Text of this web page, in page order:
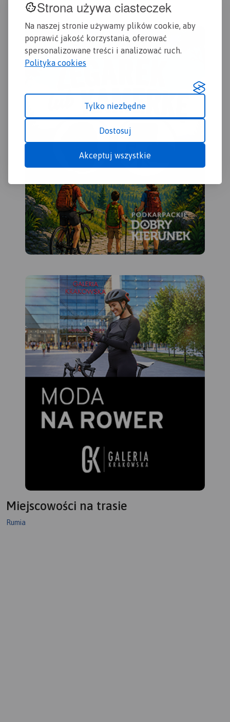
Strona używa ciasteczek
Na naszej stronie używamy plików cookie, aby
poprawić jakość korzystania, oferować
spersonalizowane treści i analizować ruch.
Polityka cookies
Tylko niezbędne
Dostosuj
Akceptuj wszystkie
Rumię, Gdynię, Sopot aż do
wszystkie informacje
przydatne turyście. Podano
aktualne przebiegi szlaków
pieszych, rowerowych,
kilometrażem.
latarni morskich.
Miejscowości na trasie
Rumia